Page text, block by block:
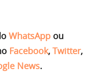
WhatsApp ou
Facebook, Twitter,
News.